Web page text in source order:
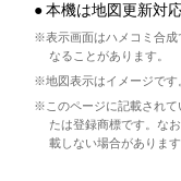
●本機は地図更新対
※表示画面はハメコミ合成
なることがあります。
※地図表示はイメージです
※このページに記載されて
たは登録商標です。な
載しない場合があります